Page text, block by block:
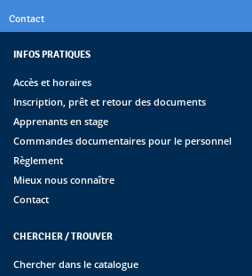
Contact
INFOS PRATIQUES
Accès et horaires
Inscription, prêt et retour des documents
Apprenants en stage
Commandes documentaires pour le personnel
Règlement
Mieux nous connaître
Contact
CHERCHER / TROUVER
Chercher dans le catalogue